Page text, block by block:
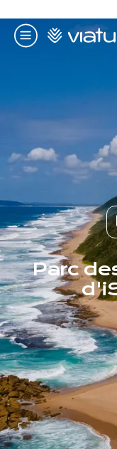
Menu
Accueil
Parc